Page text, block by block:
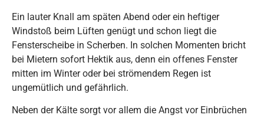
Ein lauter Knall am späten Abend oder ein heftiger
Windstoß beim Lüften genügt und schon liegt die
Fensterscheibe in Scherben. In solchen Momenten bricht
bei Mietern sofort Hektik aus, denn ein offenes Fenster
mitten im Winter oder bei strömendem Regen ist
ungemütlich und gefährlich.
Neben der Kälte sorgt vor allem die Angst vor Einbrüchen